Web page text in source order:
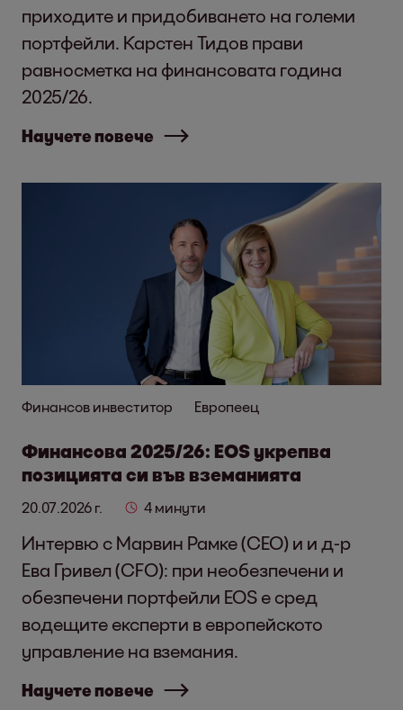
приходите и придобиването на големи
портфейли. Карстен Тидов прави
равносметка на финансовата година
2025/26.
Научете повече
Финансов инвеститор Европеец
Финансова 2025/26: EOS укрепва
позицията си във вземанията
20.07.2026 г. 4 минути
Интервю с Марвин Рамке (CEO) и и д-р
Ева Гривел (CFO): при необезпечени и
обезпечени портфейли EOS е сред
водещите експерти в европейското
управление на вземания.
Научете повече